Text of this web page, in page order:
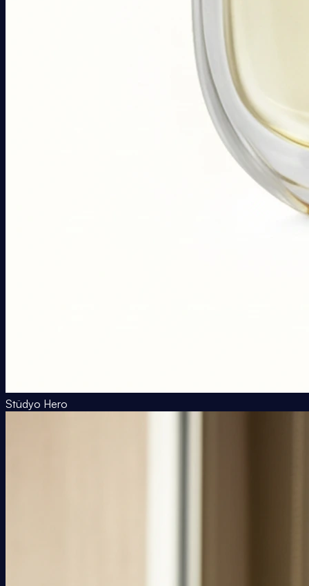
Stüdyo Hero